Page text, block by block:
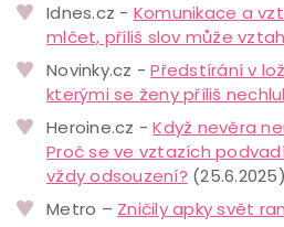
Idnes.cz - Komunikace a
mlčet, příliš slov může
Novinky.cz -Předstírání v
kterými se ženy příliš
Heroine.cz -Když nevěra
Proč se ve vztazích
vždy odsouzení? (25.6.2025)
Metro – Zničily apky svět